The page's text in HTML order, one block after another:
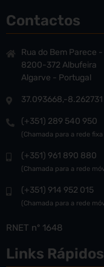
Contactos
Rua do Bem Parece
8200-372 Albufeira
Algarve - Portugal
37.093668,-8.262731
(+351) 289 540 950
(Chamada para a rede
(+351) 961 890 880
(Chamada para a rede
(+351) 914 952 015
(Chamada para a rede
RNET nº 1648
Links Rápidos